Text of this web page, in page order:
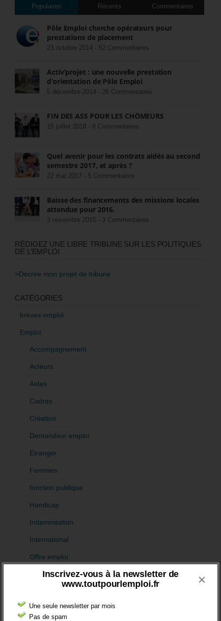
Inscrivez-vous à la newsletter de
www.toutpourlemploi.fr
Une seule newsletter par mois
Pas de spam
×
Populaires Récents Commentaires
Pôle Emploi cherche opérateurs pour
prestations de placement
23 octobre 2014 - 52 Commentaires
Activ’projet : une nouvelle prestation
d’orientation de Pôle Emploi
5 décembre 2014 - 26 Commentaires
FIN DES ASS POUR LES CHÔMEURS
15 juillet 2018 - 8 Commentaires
Quel avenir pour les contrats aidés au second
semestre 2017, et après ?
22 mai 2017 - 5 Commentaires
Baisse des financements des missions locales
attendue pour 2016.
3 novembre 2015 - 3 Commentaires
RÉDIGEZ UNE LIBRE TRIBUNE SUR LES POLITIQUES
DE L’EMPLOI
>Décrire mon projet de tribune
CATÉGORIES
brèves emploi
Emploi
Accompagnement
Acteurs
Aides
Cadres
Création
Demandeur emploi
Etranger
Femmes
fonction publique
Handicap
Indemnisation
International
Offre emploi
Quartiers
Fiches pédagogiques